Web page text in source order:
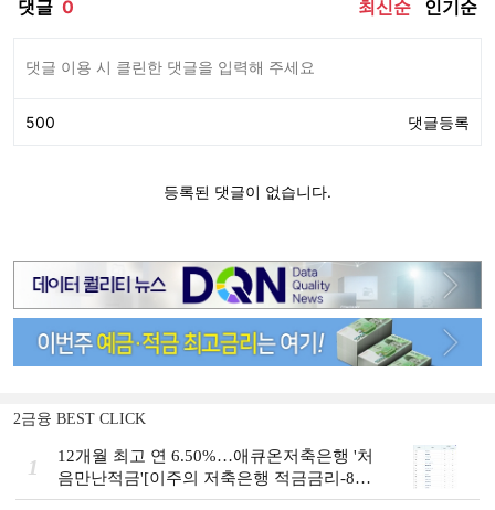
2금융 BEST CLICK
1
12개월 최고 연 6.50%…애큐온저축은행 '처
음만난적금'[이주의 저축은행 적금금리-8월
1주]